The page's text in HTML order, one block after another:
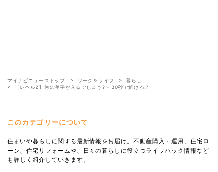
マイナビニューストップ ワーク＆ライフ
暮らし
【レベル2】何の漢字が入るでしょう? - 30秒で解ける!?
このカテゴリーについて
住まいや暮らしに関する最新情報をお届け。不動産購入・運用、住宅ロ
ーン、住宅リフォームや、日々の暮らしに役立つライフハック情報など
も詳しく紹介していきます。